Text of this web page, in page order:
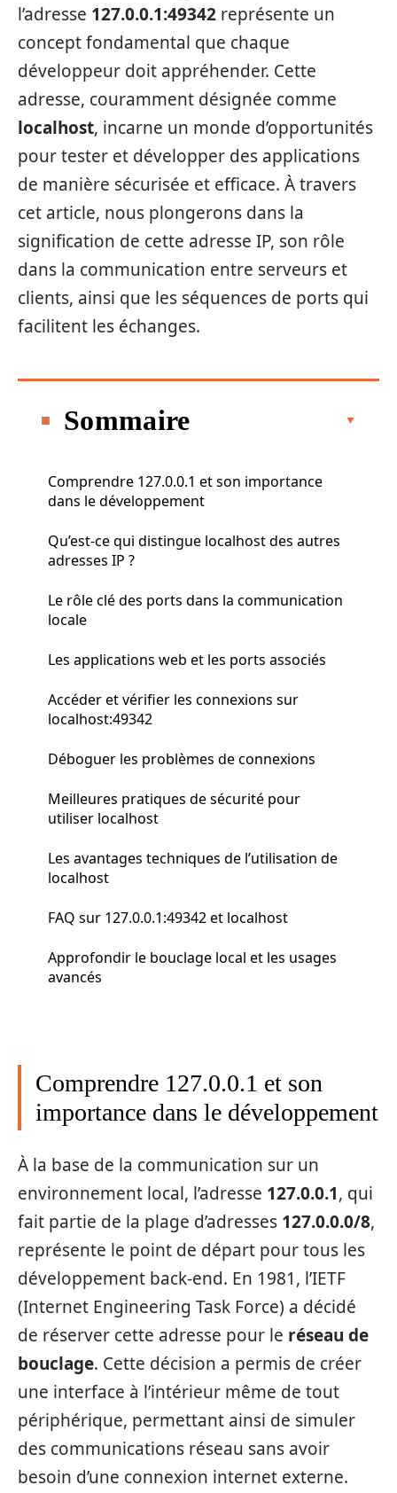
l’adresse 127.0.0.1:49342 représente un
concept fondamental que chaque
développeur doit appréhender. Cette
adresse, couramment désignée comme
localhost, incarne un monde d’opportunités
pour tester et développer des applications
de manière sécurisée et efficace. À travers
cet article, nous plongerons dans la
signification de cette adresse IP, son rôle
dans la communication entre serveurs et
clients, ainsi que les séquences de ports qui
facilitent les échanges.
Sommaire
Comprendre 127.0.0.1 et son importance
dans le développement
Qu’est-ce qui distingue localhost des autres
adresses IP ?
Le rôle clé des ports dans la communication
locale
Les applications web et les ports associés
Accéder et vérifier les connexions sur
localhost:49342
Déboguer les problèmes de connexions
Meilleures pratiques de sécurité pour
utiliser localhost
Les avantages techniques de l’utilisation de
localhost
FAQ sur 127.0.0.1:49342 et localhost
Approfondir le bouclage local et les usages
avancés
Comprendre 127.0.0.1 et son
importance dans le développement
À la base de la communication sur un
environnement local, l’adresse 127.0.0.1, qui
fait partie de la plage d’adresses 127.0.0.0/8,
représente le point de départ pour tous les
développement back-end. En 1981, l’IETF
(Internet Engineering Task Force) a décidé
de réserver cette adresse pour le réseau de
bouclage. Cette décision a permis de créer
une interface à l’intérieur même de tout
périphérique, permettant ainsi de simuler
des communications réseau sans avoir
besoin d’une connexion internet externe.